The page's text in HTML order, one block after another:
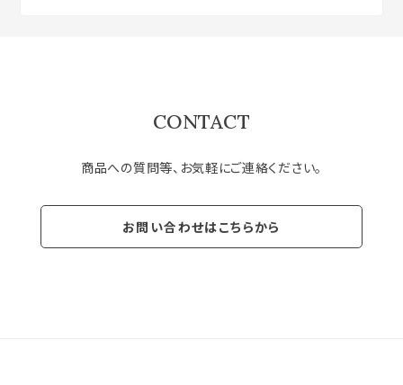
CONTACT
商品への質問等、お気軽にご連絡ください。
お問い合わせはこちらから